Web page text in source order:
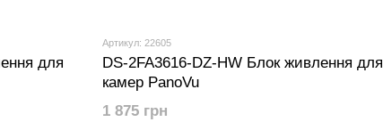
для
Артикул: 22605
DS-2FA3616-DZ-HW Блок живлення для
камер PanoVu
1 875 грн